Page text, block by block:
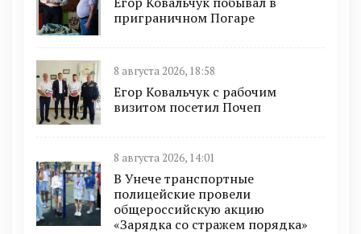
приграничном Погаре
8 августа 2026, 18:58
Егор Ковальчук с рабочим
визитом посетил Почеп
8 августа 2026, 14:01
В Унече транспортные
полицейские провели
общероссийскую акцию
«Зарядка со стражем порядка»